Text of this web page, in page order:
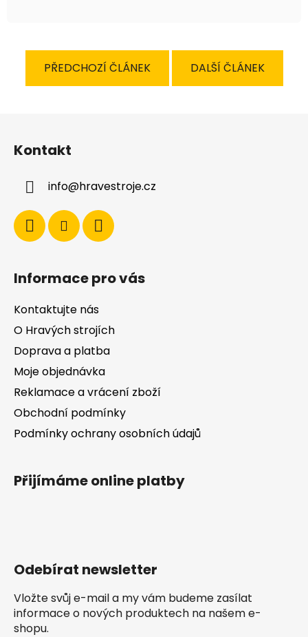
PŘEDCHOZÍ ČLÁNEK DALŠÍ ČLÁNEK
Kontakt
info@hravestroje.cz
Informace pro vás
Kontaktujte nás
O Hravých strojích
Doprava a platba
Moje objednávka
Reklamace a vrácení zboží
Obchodní podmínky
Podmínky ochrany osobních údajů
Přijímáme online platby
Odebírat newsletter
Vložte svůj e-mail a my vám budeme zasílat
informace o nových produktech na našem e-
shopu.